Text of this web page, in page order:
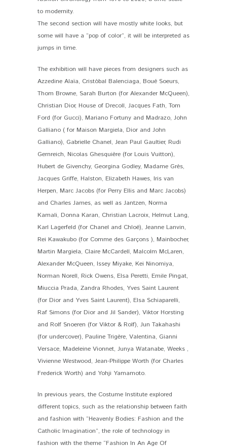
to modernity.
The second section will have mostly white looks, but
some will have a “pop of color”, it will be interpreted as
jumps in time.
The exhibition will have pieces from designers such as
Azzedine Alaïa, Cristóbal Balenciaga, Boué Soeurs,
Thom Browne, Sarah Burton (for Alexander McQueen),
Christian Dior, House of Drecoll, Jacques Fath, Tom
Ford (for Gucci), Mariano Fortuny and Madrazo, John
Galliano ( for Maison Margiela, Dior and John
Galliano), Gabrielle Chanel, Jean Paul Gaultier, Rudi
Gernreich, Nicolas Ghesquière (for Louis Vuitton),
Hubert de Givenchy, Georgina Godley, Madame Grès,
Jacques Griffe, Halston, Elizabeth Hawes, Iris van
Herpen, Marc Jacobs (for Perry Ellis and Marc Jacobs)
and Charles James, as well as Jantzen, Norma
Kamali, Donna Karan, Christian Lacroix, Helmut Lang,
Karl Lagerfeld (for Chanel and Chloé), Jeanne Lanvin,
Rei Kawakubo (for Comme des Garçons ), Mainbocher,
Martin Margiela, Claire McCardell, Malcolm McLaren,
Alexander McQueen, Issey Miyake, Kei Ninomiya,
Norman Norell, Rick Owens, Elsa Peretti, Emile Pingat,
Miuccia Prada, Zandra Rhodes, Yves Saint Laurent
(for Dior and Yves Saint Laurent), Elsa Schiaparelli,
Raf Simons (for Dior and Jil Sander), Viktor Horsting
and Rolf Snoeren (for Viktor & Rolf), Jun Takahashi
(for undercover), Pauline Trigère, Valentina, Gianni
Versace, Madeleine Vionnet, Junya Watanabe, Weeks ,
Vivienne Westwood, Jean-Philippe Worth (for Charles
Frederick Worth) and Yohji Yamamoto.
In previous years, the Costume Institute explored
different topics, such as the relationship between faith
and fashion with “Heavenly Bodies: Fashion and the
Catholic Imagination”, the role of technology in
fashion with the theme “Fashion In An Age Of